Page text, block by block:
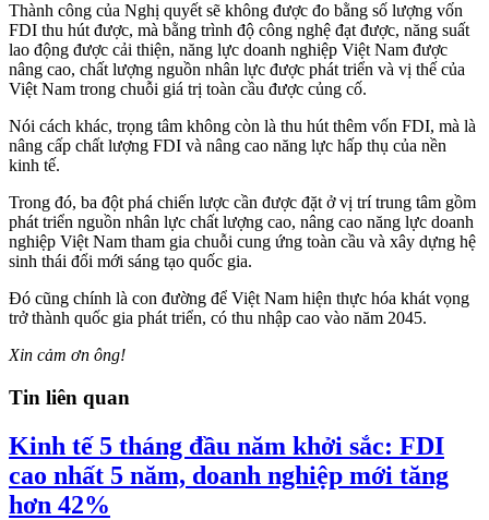
Thành công của Nghị quyết sẽ không được đo bằng số lượng vốn
FDI thu hút được, mà bằng trình độ công nghệ đạt được, năng suất
lao động được cải thiện, năng lực doanh nghiệp Việt Nam được
nâng cao, chất lượng nguồn nhân lực được phát triển và vị thế của
Việt Nam trong chuỗi giá trị toàn cầu được củng cố.
Nói cách khác, trọng tâm không còn là thu hút thêm vốn FDI, mà là
nâng cấp chất lượng FDI và nâng cao năng lực hấp thụ của nền
kinh tế.
Trong đó, ba đột phá chiến lược cần được đặt ở vị trí trung tâm gồm
phát triển nguồn nhân lực chất lượng cao, nâng cao năng lực doanh
nghiệp Việt Nam tham gia chuỗi cung ứng toàn cầu và xây dựng hệ
sinh thái đổi mới sáng tạo quốc gia.
Đó cũng chính là con đường để Việt Nam hiện thực hóa khát vọng
trở thành quốc gia phát triển, có thu nhập cao vào năm 2045.
Xin cảm ơn ông!
Tin liên quan
Kinh tế 5 tháng đầu năm khởi sắc: FDI
cao nhất 5 năm, doanh nghiệp mới tăng
hơn 42%